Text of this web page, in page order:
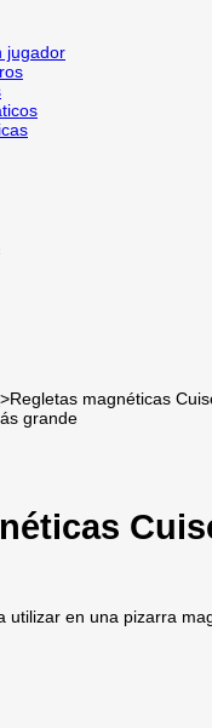
jugador
>Regletas magnéticas
grande
utilizar en una pizarra